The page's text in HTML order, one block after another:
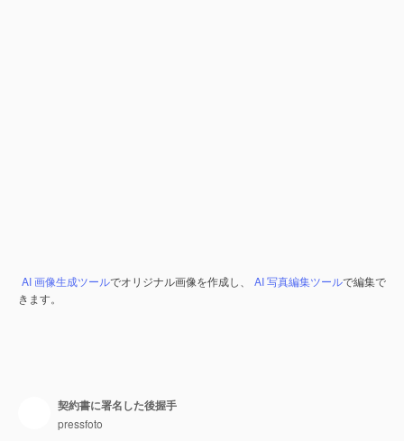
AI 画像生成ツールでオリジナル画像を作成し、 AI 写真編集ツールで編集で
きます。
契約書に署名した後握手
pressfoto